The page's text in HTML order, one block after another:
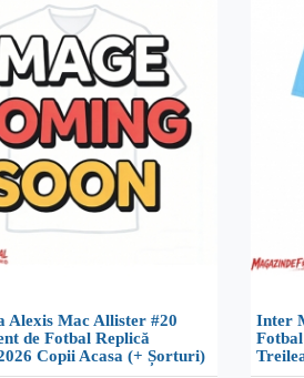
Alexis Mac Allister #20
de Fotbal Replică
Copii Acasa (+ Șorturi)
Inter